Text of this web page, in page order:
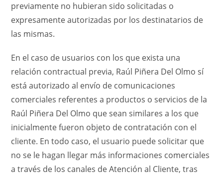
previamente no hubieran sido solicitadas o
expresamente autorizadas por los destinatarios de
las mismas.
En el caso de usuarios con los que exista una
relación contractual previa, Raúl Piñera Del Olmo sí
está autorizado al envío de comunicaciones
comerciales referentes a productos o servicios de la
Raúl Piñera Del Olmo que sean similares a los que
inicialmente fueron objeto de contratación con el
cliente. En todo caso, el usuario puede solicitar que
no se le hagan llegar más informaciones comerciales
a través de los canales de Atención al Cliente, tras